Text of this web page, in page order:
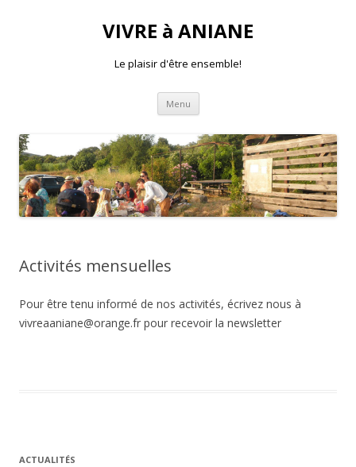
VIVRE à ANIANE
Le plaisir d'être ensemble!
Menu Aller
contenu
Activités mensuelles
Pour être tenu informé de nos activités, écrivez nous à
vivreaaniane@orange.fr pour recevoir la newsletter
ACTUALITÉS